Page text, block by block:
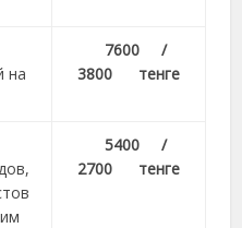
на
7600 /
3800 тенге
5400 /
2700 тенге